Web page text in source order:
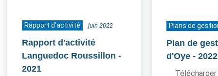
Rapport d'activité juin 2022
Rapport d'activité
Languedoc Roussillon -
2021
Plans de
Plan de
d'Oye - 2022